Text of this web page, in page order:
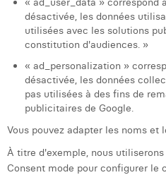
désactivée, les données
utilisées avec les solutions
constitution d'audiences. »
« ad_personalization »
désactivée, les données
pas utilisées à des fins de
publicitaires de Google.
Vous pouvez adapter les noms et
À titre d'exemple, nous
Consent mode pour configurer le